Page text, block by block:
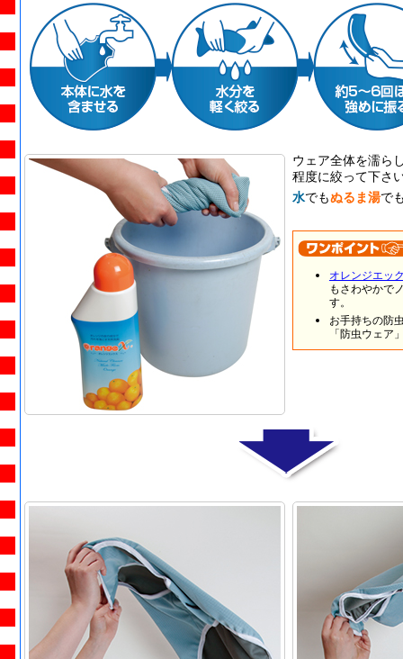
ウェア全体を濡ら
程度に絞って下さ
水でもぬるま湯で
オレンジエッ
もさわやかで
す。
お手持ちの防
「防虫ウェア